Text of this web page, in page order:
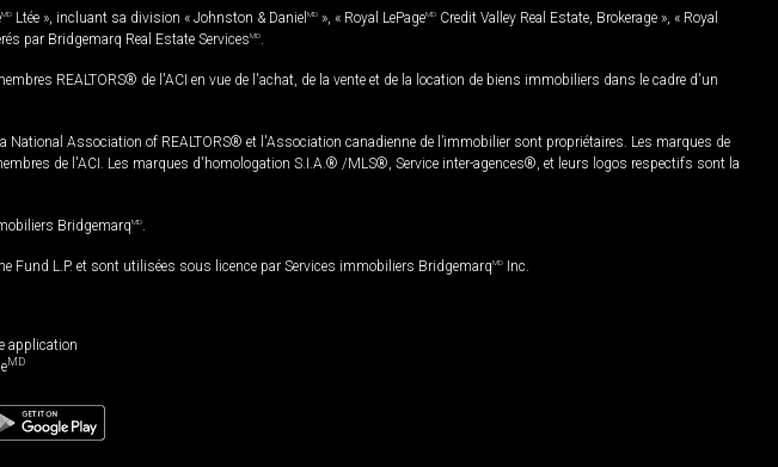
MD Ltée », incluant sa division « Johnston & Daniel MD », « Royal LePageMD Credit Valley Real Estate, Brokerage », « Royal
par Bridgemarq Real Estate ServicesMD
REALTORS® de l'ACI en vue de l'achat, de la vente et de la location de biens immobiliers dans le cadre d'un
Association of REALTORS® et l'Association canadienne de l’immobilier sont propriétaires. Les marques de
de l'ACI. Les marques d'homologation S.I.A.® /MLS®, Service inter-agences®, et leurs logos respectifs sont la
BridgemarqMD
Fund L.P. et sont utilisées sous licence par Services immobiliers BridgemarqMD Inc.
application
MD